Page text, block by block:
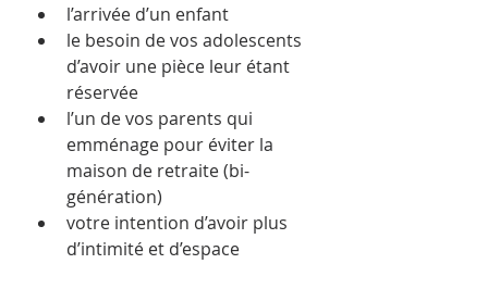
l’arrivée d’un enfant
le besoin de vos adolescents
d’avoir une pièce leur étant
réservée
l’un de vos parents qui
emménage pour éviter la
maison de retraite (bi-
génération)
votre intention d’avoir plus
d’intimité et d’espace